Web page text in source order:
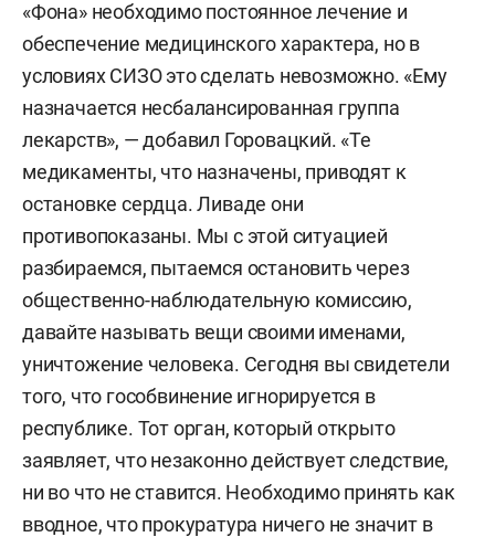
«Фона» необходимо постоянное лечение и
обеспечение медицинского характера, но в
условиях СИЗО это сделать невозможно. «Ему
назначается несбалансированная группа
лекарств», — добавил Горовацкий. «Те
медикаменты, что назначены, приводят к
остановке сердца. Ливаде они
противопоказаны. Мы с этой ситуацией
разбираемся, пытаемся остановить через
общественно-наблюдательную комиссию,
давайте называть вещи своими именами,
уничтожение человека. Сегодня вы свидетели
того, что гособвинение игнорируется в
республике. Тот орган, который открыто
заявляет, что незаконно действует следствие,
ни во что не ставится. Необходимо принять как
вводное, что прокуратура ничего не значит в